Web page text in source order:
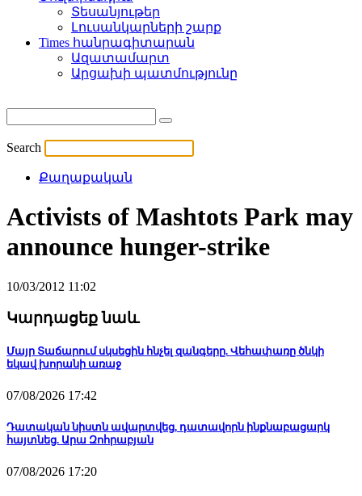
Տեսանյութեր
Լուսանկարների շարք
Times հանրագիտարան
Ազատամարտ
Արցախի պատմությունը
Search
Քաղաքական
Activists of Mashtots Park may
announce hunger-strike
10/03/2012 11:02
Կարդացեք նաև
Մայր Տաճարում սկսեցին հնչել զանգերը. Վեհափառը ծնկի
եկավ խորանի առաջ
07/08/2026 17:42
Դատական նիստն ավարտվեց, դատավորն ինքնաբացարկ
հայտնեց. Արա Զոհրաբյան
07/08/2026 17:20